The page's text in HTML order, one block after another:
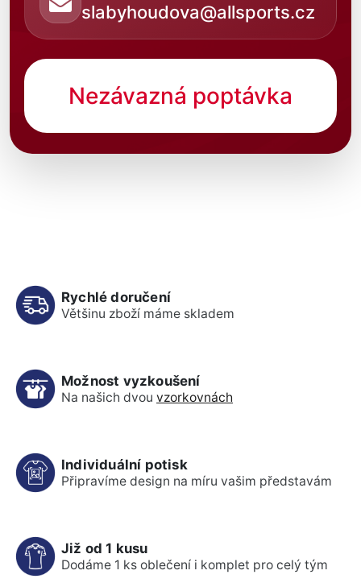
slabyhoudova@allsports.cz
Nezávazná poptávka
Rychlé doručení
Většinu zboží máme skladem
Možnost vyzkoušení
Na našich dvou vzorkovnách
Individuální potisk
Připravíme design na míru vašim představám
Již od 1 kusu
Dodáme 1 ks oblečení i komplet pro celý tým